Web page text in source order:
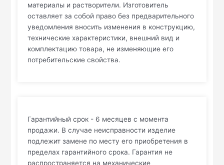
материалы и растворители. Изготовитель
оставляет за собой право без предварительного
уведомления вносить изменения в конструкцию,
технические характеристики, внешний вид и
комплектацию товара, не изменяющие его
потребительские свойства.
Гарантийный срок - 6 месяцев с момента
продажи. В случае неисправности изделие
подлежит замене по месту его приобретения в
пределах гарантийного срока. Гарантия не
распространяется на механические